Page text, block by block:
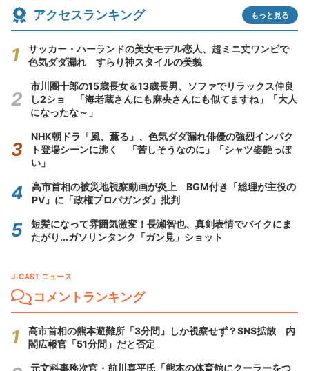
アクセスランキング もっと見る
サッカー・ハーランドの美女モデル恋人、超ミニ丈ワンピで
色気ダダ漏れ すらり神スタイルの美貌
市川團十郎の15歳長女＆13歳長男、ソファでリラックス仲良
し2ショ 「海老蔵さんにも麻央さんにも似てますね」「大人
になったな～」
NHK朝ドラ「風、薫る」、色気ダダ漏れ俳優の強烈インパク
ト登場シーンに沸く 「苦しそうなのに」「シャツ姿艶っぽ
い」
高市首相の被災地視察動画が炎上 BGM付き「総理が主役の
PV」に「政権プロパガンダ」批判
短髪になって雰囲気激変！長瀬智也、真剣表情でバイクにま
たがり...ガソリンタンク「ガン見」ショット
J-CAST ニュース
コメントランキング
高市首相の熊本避難所「3分間」しか視察せず？SNS拡散 内
閣広報官「51分間」だと否定
元文科事務次官・前川喜平氏「熊本の体育館にクーラーをつ